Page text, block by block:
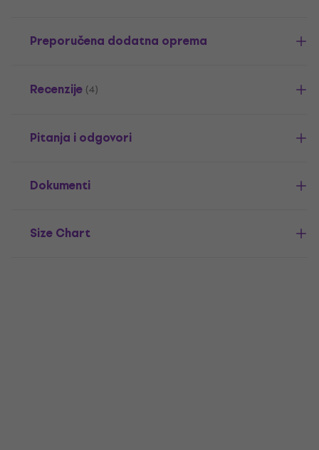
Preporučena dodatna oprema
Recenzije (4)
Pitanja i odgovori
Dokumenti
Size Chart